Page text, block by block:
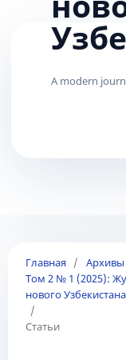
Главная / Архивы
Том 2 № 1 (2025):
нового Узбекистана
/
Статьи